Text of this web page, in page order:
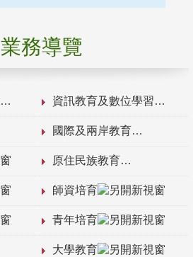
業務導覽
資訊教育及數位學習
國際及兩岸教育
原住民族教育
師資培育
青年培育
大學教育